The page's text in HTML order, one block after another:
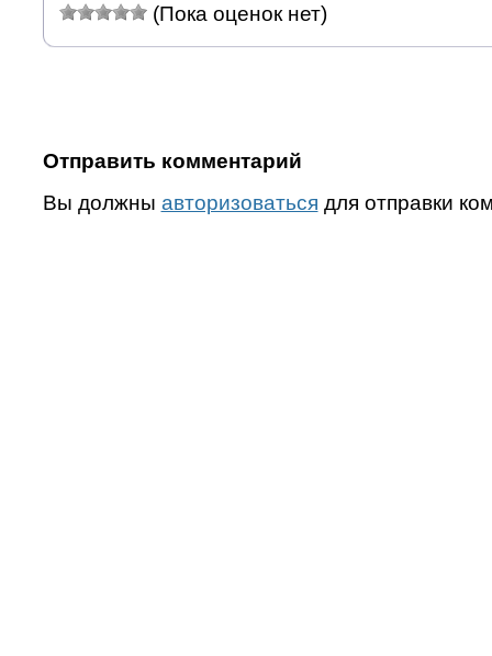
(Пока оценок нет)
Отправить комментарий
Вы должны авторизоваться для отправки